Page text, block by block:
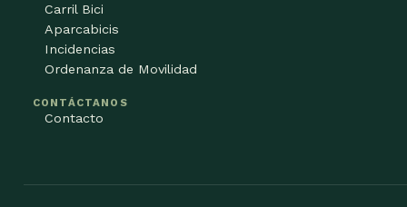
Carril Bici
Aparcabicis
Incidencias
Ordenanza de Movilidad
CONTÁCTANOS
Contacto